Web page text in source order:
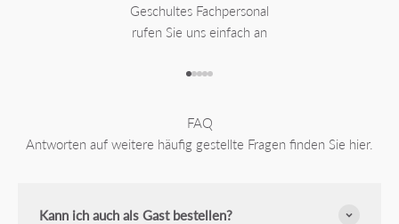
Geschultes Fachpersonal
rufen Sie uns einfach an
FAQ
Antworten auf weitere häufig gestellte Fragen finden Sie hier.
Kann ich auch als Gast bestellen?